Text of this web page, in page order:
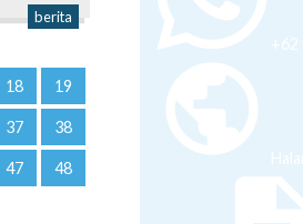
berita
18 19
37 38
47 48